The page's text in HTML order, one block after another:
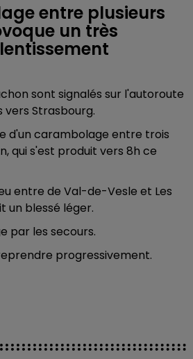
entre plusieurs
un très
sont signalés sur l'autoroute
vers Strasbourg.
d'un carambolage entre trois
qui s'est produit vers 8h ce
entre de Val-de-Vesle et Les
un blessé léger.
par les secours.
progressivement.